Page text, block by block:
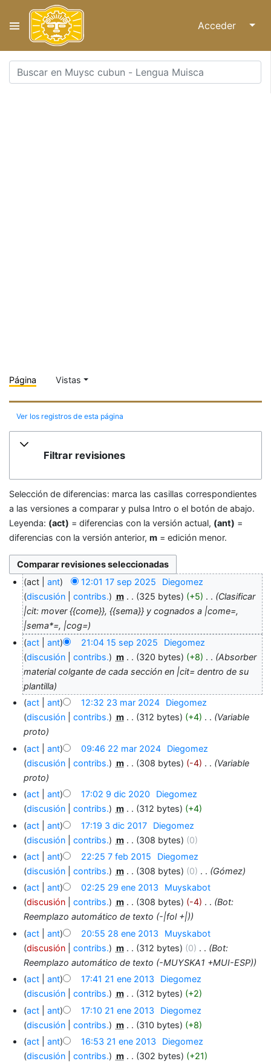
Acceder ↓
Página Vistas
Ver los registros de esta página
Filtrar revisiones
Selección de diferencias: marca las casillas correspondientes
a las versiones a comparar y pulsa Intro o el botón de abajo.
Leyenda: (act) = diferencias con la versión actual, (ant) =
diferencias con la versión anterior, m = edición menor.
act ant 12:01 17 sep 2025
Diegomez
discusión
contribs. m 325 bytes +5
Clasificar
|cit: mover {{come}}, {{sema}} y cognados a |come=,
|sema*=, |cog=
act
ant 21:04 15 sep 2025
Diegomez
discusión
contribs. m 320 bytes +8
Absorber
material colgante de cada sección en |cit= dentro de su
plantilla
act
ant 12:32 23 mar 2024
Diegomez
discusión
contribs. m 312 bytes +4
Variable
proto
act
ant 09:46 22 mar 2024
Diegomez
discusión
contribs. m 308 bytes -4
Variable
proto
act
ant 17:02 9 dic 2020
Diegomez
discusión
contribs. m 312 bytes
+4
act
ant 17:19 3 dic 2017
Diegomez
discusión
contribs. m 308 bytes
0
act
ant 22:25 7 feb 2015
Diegomez
discusión
contribs. m 308 bytes 0
Gómez
act
ant 02:25 29 ene 2013
Muyskabot
discusión
contribs. m 308 bytes -4
Bot:
Reemplazo automático de texto (-|fol +|)
act
ant 20:55 28 ene 2013
Muyskabot
discusión
contribs. m 312 bytes 0
Bot:
Reemplazo automático de texto (-MUYSKA1 +MUI-ESP)
act
ant 17:41 21 ene 2013
Diegomez
discusión
contribs. m 312 bytes
+2
act
ant 17:10 21 ene 2013
Diegomez
discusión
contribs. m 310 bytes
+8
act
ant 16:53 21 ene 2013
Diegomez
discusión
contribs. m 302 bytes
+21